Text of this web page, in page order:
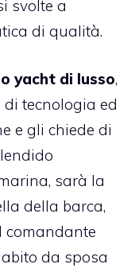
svolte a
di qualità.
yacht di lusso,
tecnologia ed
e gli chiede di
sarà la
della barca,
comandante
da sposa